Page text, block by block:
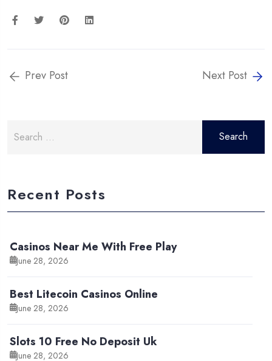
Prev Post Next Post
for:
Recent Posts
Casinos Near Me With Free Play
June 28, 2026
Best Litecoin Casinos Online
June 28, 2026
Slots 10 Free No Deposit Uk
June 28, 2026